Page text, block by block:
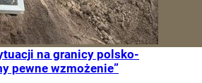
na granicy polsko-
pewne wzmożenie”